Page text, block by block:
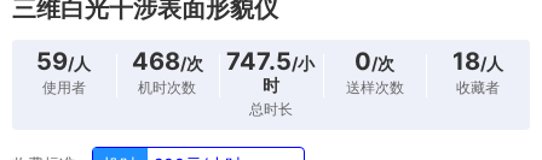
三维白光干涉表面形貌仪
59/人
使用者
468/次
机时次数
747.5/小
时
总时长
0/次
送样次数
18/人
收藏者